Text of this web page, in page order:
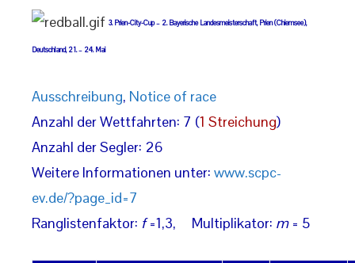
3. Prien-City-Cup – 2. Bayerische Landesmeisterschaft, Prien (Chiemsee),
Deutschland, 21. – 24. Mai
Ausschreibung, Notice of race
Anzahl der Wettfahrten: 7 (1 Streichung)
Anzahl der Segler: 26
Weitere Informationen unter: www.scpc-
ev.de/?page_id=7
Ranglistenfaktor: f=1,3, Multiplikator: m= 5